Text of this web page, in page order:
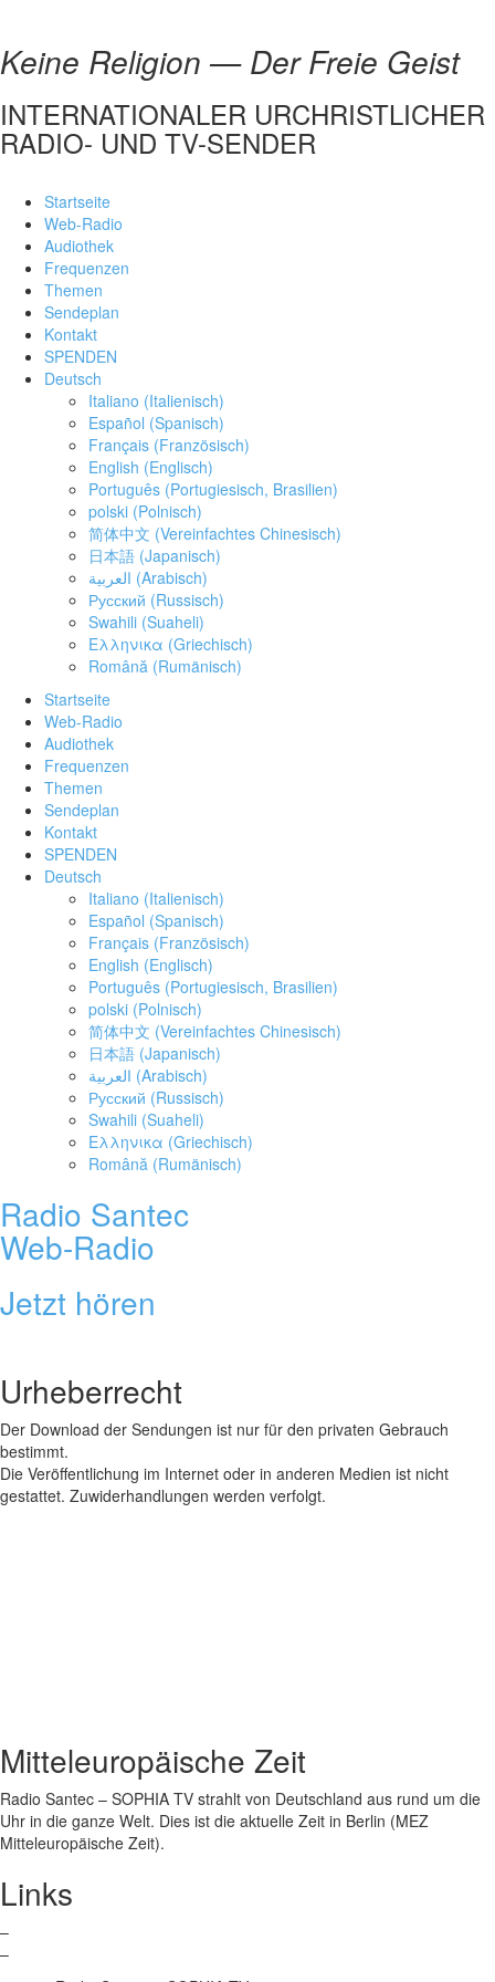
Keine Religion — Der Freie Geist
INTERNATIONALER URCHRISTLICHER
RADIO- UND TV-SENDER
Startseite
Web-Radio
Audiothek
Frequenzen
Themen
Sendeplan
Kontakt
SPENDEN
Deutsch
Italiano (Italienisch)
Español (Spanisch)
Français (Französisch)
English (Englisch)
Português (Portugiesisch, Brasilien)
polski (Polnisch)
简体中文 (Vereinfachtes Chinesisch)
日本語 (Japanisch)
العربية (Arabisch)
Русский (Russisch)
Swahili (Suaheli)
Ελληνικα (Griechisch)
Română (Rumänisch)
Startseite
Web-Radio
Audiothek
Frequenzen
Themen
Sendeplan
Kontakt
SPENDEN
Deutsch
Italiano (Italienisch)
Español (Spanisch)
Français (Französisch)
English (Englisch)
Português (Portugiesisch, Brasilien)
polski (Polnisch)
简体中文 (Vereinfachtes Chinesisch)
日本語 (Japanisch)
العربية (Arabisch)
Русский (Russisch)
Swahili (Suaheli)
Ελληνικα (Griechisch)
Română (Rumänisch)
Radio Santec
Web-Radio
Jetzt hören
Urheberrecht
Der Download der Sendungen ist nur für den privaten Gebrauch
bestimmt.
Die Veröffentlichung im Internet oder in anderen Medien ist nicht
gestattet. Zuwiderhandlungen werden verfolgt.
Mitteleuropäische Zeit
Radio Santec – SOPHIA TV strahlt von Deutschland aus rund um die
Uhr in die ganze Welt. Dies ist die aktuelle Zeit in Berlin (MEZ
Mitteleuropäische Zeit).
Links
–
–